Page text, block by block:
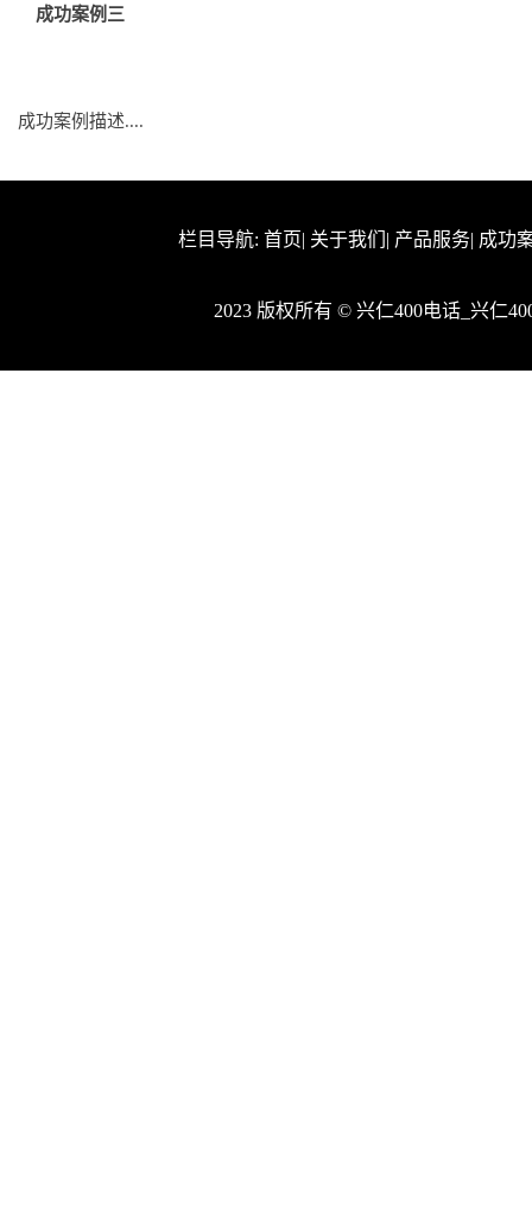
成功案例三
成功案例描述....
栏目导航: 首页| 关于我们 | 产品服务| 成功
2023 版权所有 © 兴仁400电话_兴仁